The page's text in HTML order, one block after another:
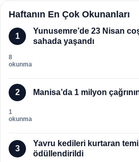
Haftanın En Çok Okunanları
1
Yunusemre’de 23 Nisan
sahada yaşandı
8
okunma
2 Manisa’da 1 milyon çağrının
1
okunma
3
Yavru kedileri kurtaran
ödüllendirildi